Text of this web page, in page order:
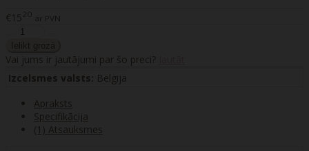
€1520 ar PVN
Vai jums ir jautājumi par šo preci?
Izcelsmes valsts: Belgija
Apraksts
Specifikācija
(1) Atsauksmes